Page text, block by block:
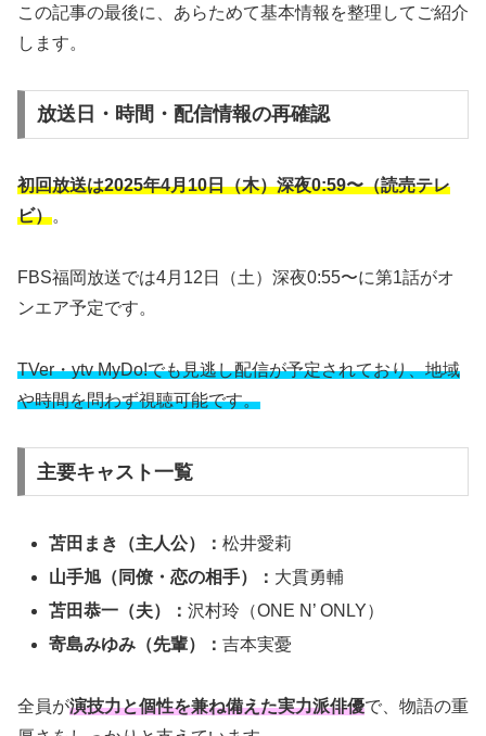
この記事の最後に、あらためて基本情報を整理してご紹介
します。
放送日・時間・配信情報の再確認
初回放送は2025年4月10日（木）深夜0:59〜（読売テレ
ビ）。
FBS福岡放送では4月12日（土）深夜0:55〜に第1話がオ
ンエア予定です。
TVer・ytv MyDo!でも見逃し配信が予定されており、地域
や時間を問わず視聴可能です。
主要キャスト一覧
苫田まき（主人公）：松井愛莉
山手旭（同僚・恋の相手）： 大貫勇輔
苫田恭一（夫）：沢村玲（ONE N’ ONLY）
寄島みゆみ（先輩）：吉本実憂
全員が演技力と個性を兼ね備えた実力派俳優で、物語の重